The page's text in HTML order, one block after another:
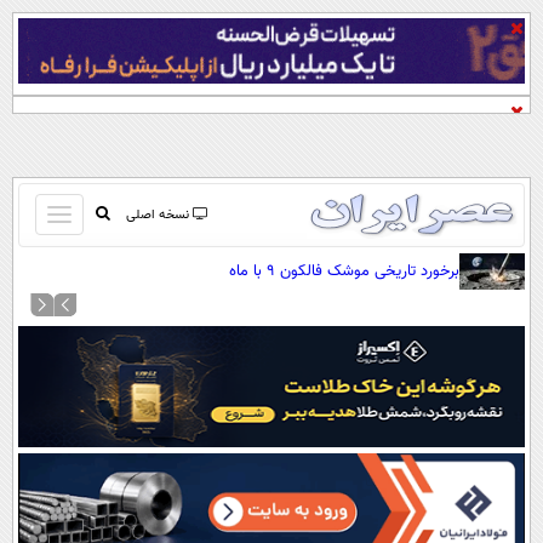
نسخه اصلی
باز
و
کردن
صفحه اول
نظرسنجی
آب و هوا
اوقات شرعی
سواد زندگی
برخورد تاریخی موشک فالکون ۹ با ماه